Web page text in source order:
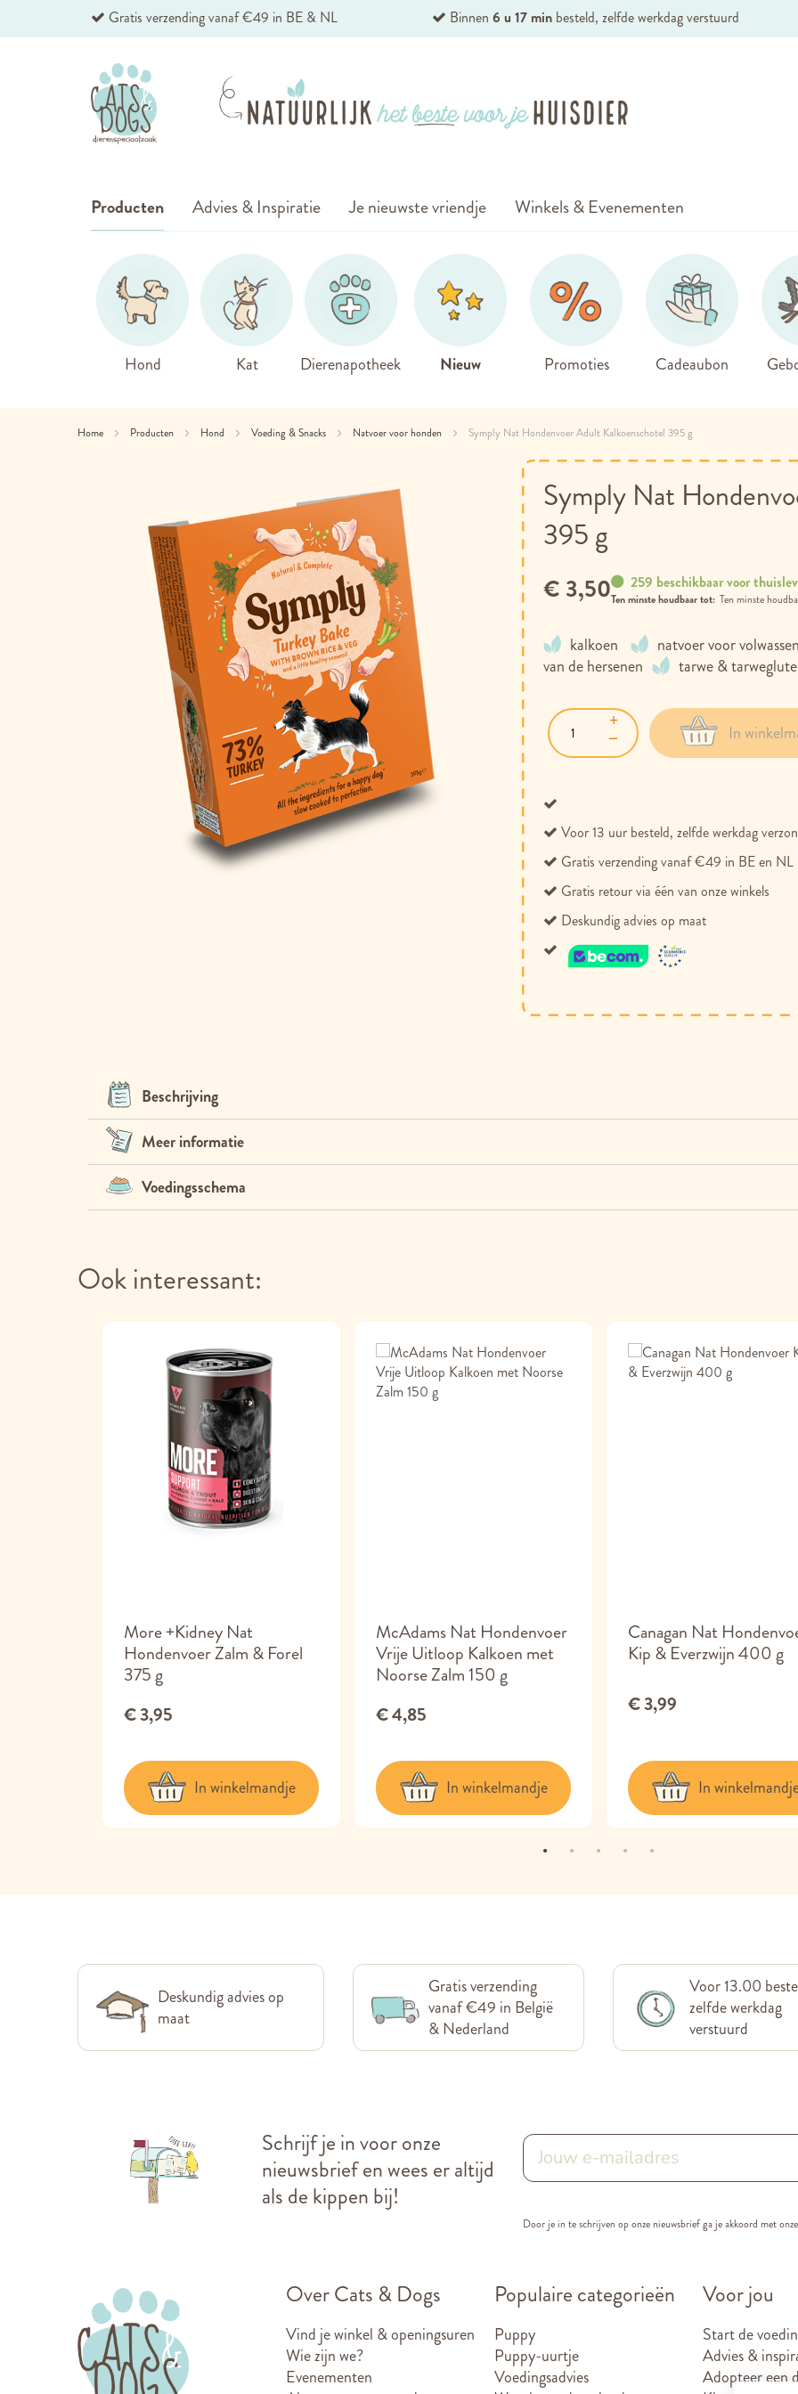
Ga
de
inhoud
Gratis verzending vanaf €49 in BE & NL Binnen6 u 17 min besteld, zelfde werkdag verstuurd
Producten
Hond Kat Dierenapotheek Nieuw Promoties Cadeaubon
Advies & Inspiratie Je nieuwste vriendje Winkels & Evenementen
Home Producten Hond Voeding & Snacks Natvoer voor honden Symply Nat Hondenvoer Adult Kalkoenschotel 395 g
Symply Nat
395 g
kalkoen natvoer voor
van de hersenen
tarwe &
259 beschikbaar voor
Ten minste houdbaar tot:
€ 3,50
In
Voor 13 uur besteld, zelfde werkdag
Gratis verzending vanaf €49 in BE en NL
Gratis retour via één van onze winkels
Deskundig advies op maat
Beschrijving
Meer informatie
Voedingsschema
Ook interessant:
More +Kidney Nat
Hondenvoer Zalm & Forel
375 g
€ 3,95
In winkelmandje
McAdams Nat Hondenvoer
Vrije Uitloop Kalkoen met
Noorse Zalm 150 g
€ 4,85
In winkelmandje
Canagan Nat
Kip & Everzwijn 400 g
€ 3,99
In
Deskundig advies op
maat
Gratis verzending
vanaf €49 in België
& Nederland
Voor 13.00
zelfde werkdag
verstuurd
Schrijf je in voor onze
nieuwsbrief en wees er altijd
als de kippen bij!
Door je in te schrijven op onze nieuwsbrief ga je akkoord met onze
Over Cats & Dogs
Vind je winkel & openingsuren
Wie zijn we?
Evenementen
Populaire categorieën
Puppy
Puppy-uurtje
Voedingsadvies
Voor jou
Start de
Advies &
Adopteer een